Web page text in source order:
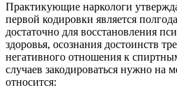
Практикующие наркологи
первой кодировки является
достаточно для восстановления
здоровья, осознания достоинств
негативного отношения к
случаев закодироваться нужно на
относится: